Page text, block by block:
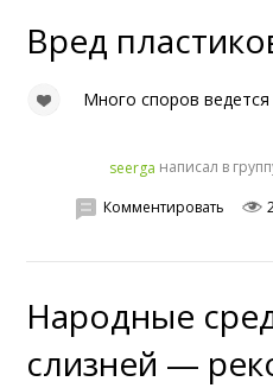
Вред
Много споров
seerga написал в
Комментировать
Народные
слизней —